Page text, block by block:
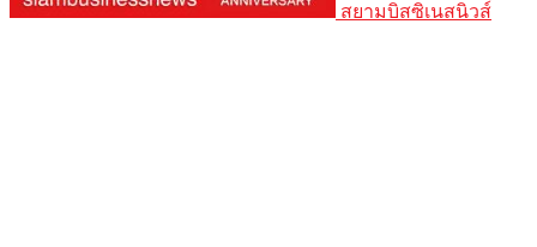
สยามบิสซิเนสนิวส์